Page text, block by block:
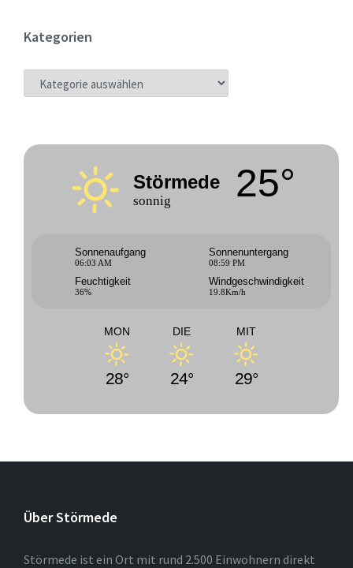
Kategorien
KATEGORIEN
Störmede
sonnig 25°
Sonnenaufgang
06:03 AM
Sonnenuntergang
08:59 PM
Feuchtigkeit
36%
Windgeschwindigkeit
19.8Km/h
MON
28°
DIE
24°
MIT
29°
Über Störmede
Störmede ist ein Ort mit rund 2.500 Einwohnern direkt